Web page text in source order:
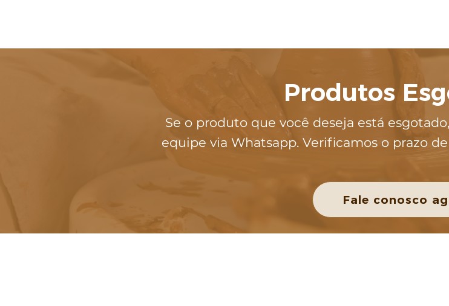
Produtos
Se o produto que você deseja está
equipe via Whatsapp. Verificamos o prazo
Fale conosco